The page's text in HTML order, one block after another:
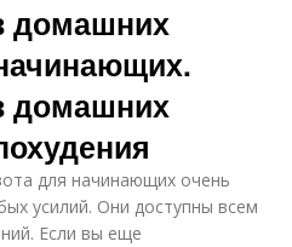
домашних
домашних
для начинающих очень
усилий. Они доступны всем
Если вы еще